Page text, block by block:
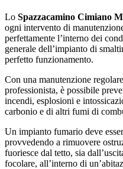
Lo Spazzacamino Cimiano
ogni intervento di
perfettamente l’interno dei
generale dell’impianto di
perfetto funzionamento.
Con una manutenzione
professionista, è possibile
incendi, esplosioni e
carbonio e di altri fumi di
Un impianto fumario deve
provvedendo a rimuovere
fuoriesce dal tetto, sia
focolare, all’interno di